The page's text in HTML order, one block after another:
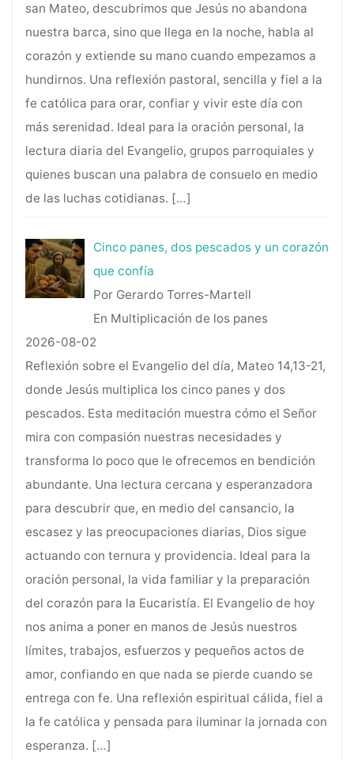
san Mateo, descubrimos que Jesús no abandona
nuestra barca, sino que llega en la noche, habla al
corazón y extiende su mano cuando empezamos a
hundirnos. Una reflexión pastoral, sencilla y fiel a la
fe católica para orar, confiar y vivir este día con
más serenidad. Ideal para la oración personal, la
lectura diaria del Evangelio, grupos parroquiales y
quienes buscan una palabra de consuelo en medio
de las luchas cotidianas. […]
Cinco panes, dos pescados y un corazón
que confía
Por Gerardo Torres-Martell
En Multiplicación de los panes
2026-08-02
Reflexión sobre el Evangelio del día, Mateo 14,13-21,
donde Jesús multiplica los cinco panes y dos
pescados. Esta meditación muestra cómo el Señor
mira con compasión nuestras necesidades y
transforma lo poco que le ofrecemos en bendición
abundante. Una lectura cercana y esperanzadora
para descubrir que, en medio del cansancio, la
escasez y las preocupaciones diarias, Dios sigue
actuando con ternura y providencia. Ideal para la
oración personal, la vida familiar y la preparación
del corazón para la Eucaristía. El Evangelio de hoy
nos anima a poner en manos de Jesús nuestros
límites, trabajos, esfuerzos y pequeños actos de
amor, confiando en que nada se pierde cuando se
entrega con fe. Una reflexión espiritual cálida, fiel a
la fe católica y pensada para iluminar la jornada con
esperanza. […]